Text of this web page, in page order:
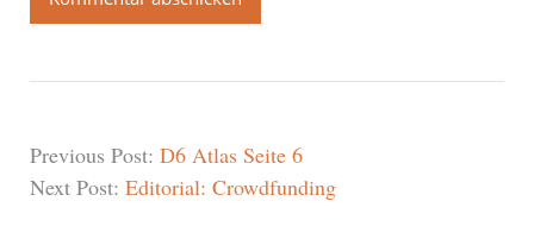
Previous Post: D6 Atlas Seite 6
Next Post: Editorial: Crowdfunding